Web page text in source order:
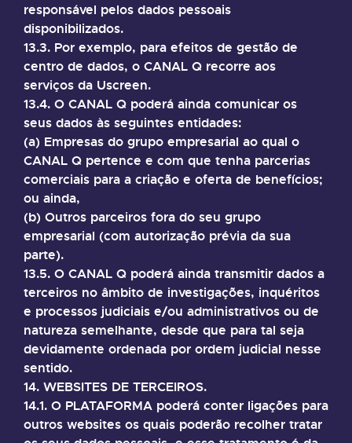
responsável pelos dados pessoais
disponibilizados.
13.3. Por exemplo, para efeitos de gestão de
centro de dados, o CANAL Q recorre aos
serviços da Uscreen.
13.4. O CANAL Q poderá ainda comunicar os
seus dados às seguintes entidades:
(a) Empresas do grupo empresarial ao qual o
CANAL Q pertence e com que tenha parcerias
comerciais para a criação e oferta de benefícios;
ou ainda,
(b) Outros parceiros fora do seu grupo
empresarial (com autorização prévia da sua
parte).
13.5. O CANAL Q poderá ainda transmitir dados a
terceiros no âmbito de investigações, inquéritos
e processos judiciais e/ou administrativos ou de
natureza semelhante, desde que para tal seja
devidamente ordenada por ordem judicial nesse
sentido.
14. WEBSITES DE TERCEIROS.
14.1. O PLATAFORMA poderá conter ligações para
outros websites os quais poderão recolher tratar